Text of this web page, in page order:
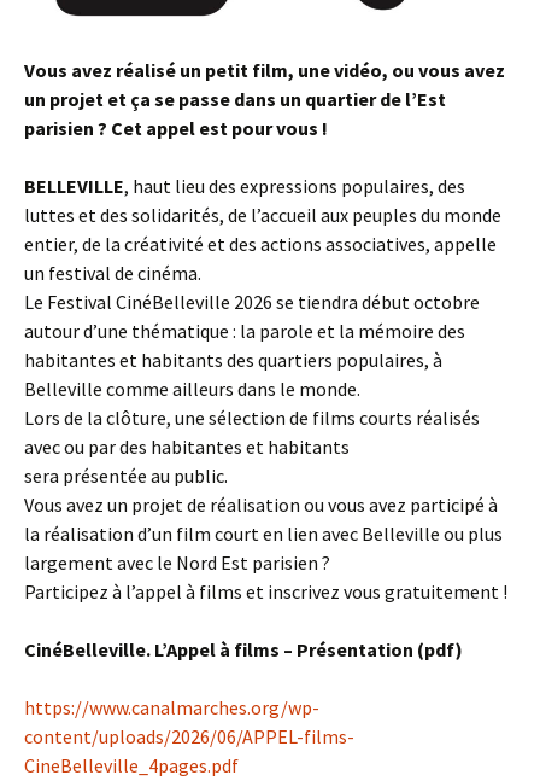
Vous avez réalisé un petit film, une vidéo, ou vous avez
un projet et ça se passe dans un quartier de l’Est
parisien ? Cet appel est pour vous !
BELLEVILLE, haut lieu des expressions populaires, des
luttes et des solidarités, de l’accueil aux peuples du monde
entier, de la créativité et des actions associatives, appelle
un festival de cinéma.
Le Festival CinéBelleville 2026 se tiendra début octobre
autour d’une thématique : la parole et la mémoire des
habitantes et habitants des quartiers populaires, à
Belleville comme ailleurs dans le monde.
Lors de la clôture, une sélection de films courts réalisés
avec ou par des habitantes et habitants
sera présentée au public.
Vous avez un projet de réalisation ou vous avez participé à
la réalisation d’un film court en lien avec Belleville ou plus
largement avec le Nord Est parisien ?
Participez à l’appel à films et inscrivez vous gratuitement !
CinéBelleville. L’Appel à films – Présentation (pdf)
https://www.canalmarches.org/wp-
content/uploads/2026/06/APPEL-films-
CineBelleville_4pages.pdf